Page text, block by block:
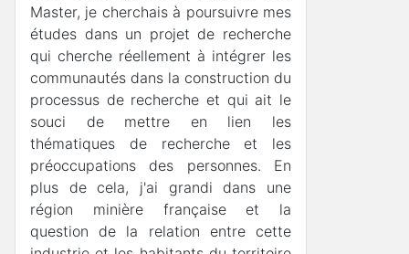
Master, je cherchais à poursuivre mes
études dans un projet de recherche
qui cherche réellement à intégrer les
communautés dans la construction du
processus de recherche et qui ait le
souci de mettre en lien les
thématiques de recherche et les
préoccupations des personnes. En
plus de cela, j'ai grandi dans une
région minière française et la
question de la relation entre cette